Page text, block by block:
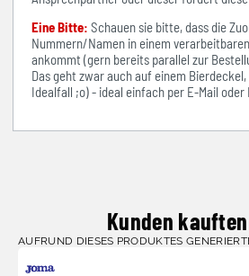
Eine Bitte: Schauen sie bitte, dass die
Nummern/Namen in einem
ankommt (gern bereits parallel zur
Das geht zwar auch auf einem
Idealfall ;o) - ideal einfach per E-Mail oder
Kunden
AUFRUND DIESES PRODUKTES